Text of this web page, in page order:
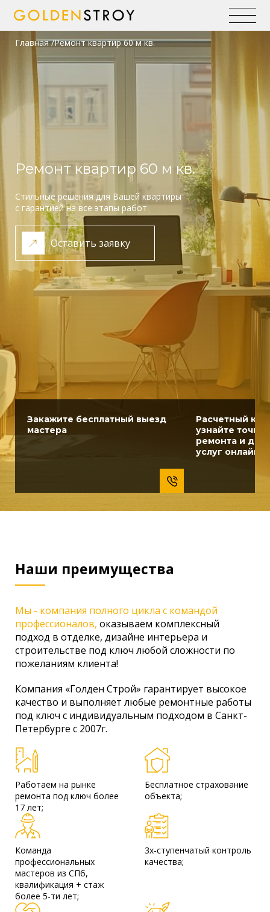
Главная Ремонт квартир 60 м кв.
Ремонт квартир 60 м кв.
Стильные решения для Вашей квартиры
с гарантией на все этапы работ
Оставить заявку
Закажите бесплатный выезд
мастера
Расчетный
узнайте
ремонта и
услуг онлайн
Наши преимущества
Мы - компания полного цикла с командой
профессионалов, оказываем комплексный
подход в отделке, дизайне интерьера и
строительстве под ключ любой сложности по
пожеланиям клиента!
Компания «Голден Строй» гарантирует высокое
качество и выполняет любые ремонтные работы
под ключ с индивидуальным подходом в Санкт-
Петербурге с 2007г.
Работаем на рынке
ремонта под ключ более
17 лет;
Бесплатное страхование
объекта;
Команда
профессиональных
мастеров из СПб,
квалификация + стаж
более 5-ти лет;
3х-ступенчатый контроль
качества;